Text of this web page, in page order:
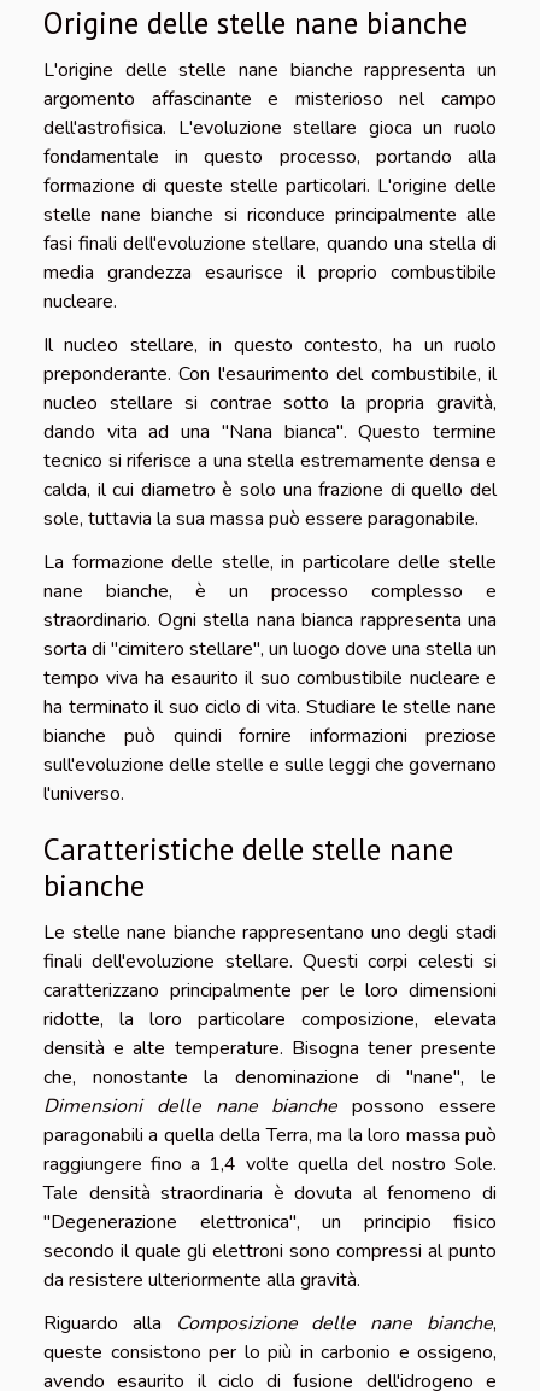
Origine delle stelle nane bianche
L'origine delle stelle nane bianche rappresenta un
argomento affascinante e misterioso nel campo
dell'astrofisica. L'evoluzione stellare gioca un ruolo
fondamentale in questo processo, portando alla
formazione di queste stelle particolari. L'origine delle
stelle nane bianche si riconduce principalmente alle
fasi finali dell'evoluzione stellare, quando una stella di
media grandezza esaurisce il proprio combustibile
nucleare.
Il nucleo stellare, in questo contesto, ha un ruolo
preponderante. Con l'esaurimento del combustibile, il
nucleo stellare si contrae sotto la propria gravità,
dando vita ad una "Nana bianca". Questo termine
tecnico si riferisce a una stella estremamente densa e
calda, il cui diametro è solo una frazione di quello del
sole, tuttavia la sua massa può essere paragonabile.
La formazione delle stelle, in particolare delle stelle
nane bianche, è un processo complesso e
straordinario. Ogni stella nana bianca rappresenta una
sorta di "cimitero stellare", un luogo dove una stella un
tempo viva ha esaurito il suo combustibile nucleare e
ha terminato il suo ciclo di vita. Studiare le stelle nane
bianche può quindi fornire informazioni preziose
sull'evoluzione delle stelle e sulle leggi che governano
l'universo.
Caratteristiche delle stelle nane
bianche
Le stelle nane bianche rappresentano uno degli stadi
finali dell'evoluzione stellare. Questi corpi celesti si
caratterizzano principalmente per le loro dimensioni
ridotte, la loro particolare composizione, elevata
densità e alte temperature. Bisogna tener presente
che, nonostante la denominazione di "nane", le
Dimensioni delle nane bianche possono essere
paragonabili a quella della Terra, ma la loro massa può
raggiungere fino a 1,4 volte quella del nostro Sole.
Tale densità straordinaria è dovuta al fenomeno di
"Degenerazione elettronica", un principio fisico
secondo il quale gli elettroni sono compressi al punto
da resistere ulteriormente alla gravità.
Riguardo alla
Composizione delle nane bianche,
queste consistono per lo più in carbonio e ossigeno,
avendo esaurito il ciclo di fusione dell'idrogeno e